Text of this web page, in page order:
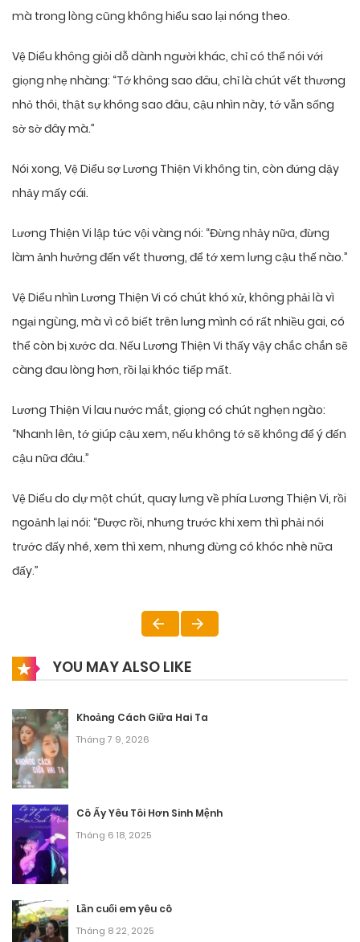
mà trong lòng cũng không hiểu sao lại nóng theo.
Vệ Diểu không giỏi dỗ dành người khác, chỉ có thể nói với
giọng nhẹ nhàng: “Tớ không sao đâu, chỉ là chút vết thương
nhỏ thôi, thật sự không sao đâu, cậu nhìn này, tớ vẫn sống
sờ sờ đây mà.”
Nói xong, Vệ Diểu sợ Lương Thiện Vi không tin, còn đứng dậy
nhảy mấy cái.
Lương Thiện Vi lập tức vội vàng nói: “Đừng nhảy nữa, đừng
làm ảnh hưởng đến vết thương, để tớ xem lưng cậu thế nào.”
Vệ Diểu nhìn Lương Thiện Vi có chút khó xử, không phải là vì
ngại ngùng, mà vì cô biết trên lưng mình có rất nhiều gai, có
thể còn bị xước da. Nếu Lương Thiện Vi thấy vậy chắc chắn sẽ
càng đau lòng hơn, rồi lại khóc tiếp mất.
Lương Thiện Vi lau nước mắt, giọng có chút nghẹn ngào:
“Nhanh lên, tớ giúp cậu xem, nếu không tớ sẽ không để ý đến
cậu nữa đâu.”
Vệ Diểu do dự một chút, quay lưng về phía Lương Thiện Vi, rồi
ngoảnh lại nói: “Được rồi, nhưng trước khi xem thì phải nói
trước đấy nhé, xem thì xem, nhưng đừng có khóc nhè nữa
đấy.”
YOU MAY ALSO LIKE
Khoảng Cách Giữa Hai Ta
Tháng 7 9, 2026
Cô Ấy Yêu Tôi Hơn Sinh Mệnh
Tháng 6 18, 2025
Lần cuối em yêu cô
Tháng 8 22, 2025